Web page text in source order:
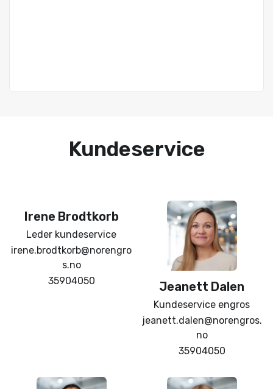
Kundeservice
Irene Brodtkorb
Leder kundeservice
irene.brodtkorb@norengro
s.no
35904050
Jeanett Dalen
Kundeservice engros
jeanett.dalen@norengros.
no
35904050